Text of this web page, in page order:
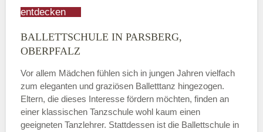
entdecken
BALLETTSCHULE IN PARSBERG,
OBERPFALZ
Vor allem Mädchen fühlen sich in jungen Jahren vielfach
zum eleganten und graziösen Balletttanz hingezogen.
Eltern, die dieses Interesse fördern möchten, finden an
einer klassischen Tanzschule wohl kaum einen
geeigneten Tanzlehrer. Stattdessen ist die Ballettschule in